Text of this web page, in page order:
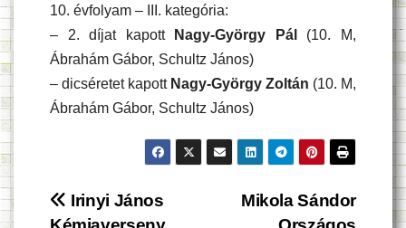
10. évfolyam – III. kategória:
– 2. díjat kapott
Nagy-György Pál (10. M,
Ábrahám Gábor, Schultz János)
– dicséretet kapott Nagy-György Zoltán (10. M,
Ábrahám Gábor, Schultz János)
Bejegyzés
Mikola Sándor
Irinyi János